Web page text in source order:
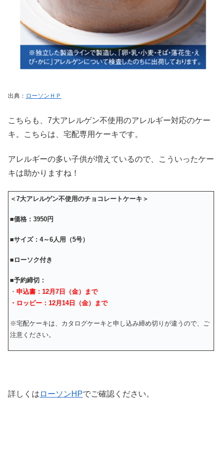
出典： ローソンＨＰ
こちらも、7大アレルゲン不使用のアレルギー対応のケー
キ。こちらは、宅配専用ケーキです。
アレルギーの多い子供が増えているので、こういったケー
キは助かりますね！
＜7大アレルゲン不使用のチョコレートケーキ＞
■価格：3950円
■サイズ：4～6人用（5号）
■ローソク付き
■予約締切：
・ 申込書：12月7日（金）まで
・ロッピー：12月14日（金）まで
※宅配ケーキは、カタログケーキと申し込み締め切りが違うので、ご
注意ください。
詳しくは ローソンHPでご確認ください。